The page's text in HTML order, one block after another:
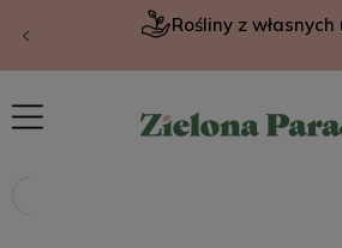
Rośliny z